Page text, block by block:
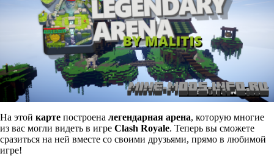
На этой карте построена легендарная арена, которую многие
из вас могли видеть в игре Clash Royale. Теперь вы сможете
сразиться на ней вместе со своими друзьями, прямо в любимой
игре!